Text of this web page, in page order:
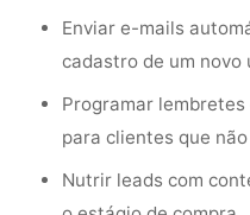
Enviar e-mails
cadastro de um novo
Programar
para clientes que
Nutrir leads com